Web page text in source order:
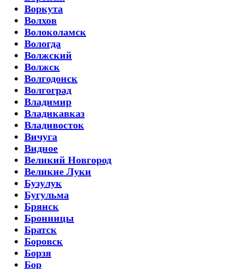
Воркута
Волхов
Волоколамск
Вологда
Волжский
Волжск
Волгодонск
Волгоград
Владимир
Владикавказ
Владивосток
Вичуга
Видное
Великий Новгород
Великие Луки
Бузулук
Бугульма
Брянск
Бронницы
Братск
Боровск
Борзя
Бор